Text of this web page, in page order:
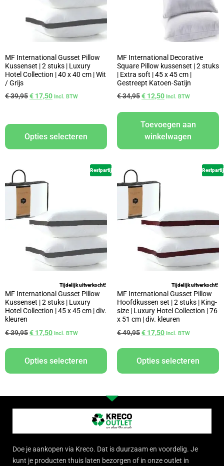
MF International Gusset Pillow
Kussenset | 2 stuks | Luxury
Hotel Collection | 40 x 40 cm | Wit
/ Grijs
€39,95€ 17,50 Incl. BTW
Opties selecteren
MF International Decorative
Square Pillow kussenset | 2 stuks
| Extra soft | 45 x 45 cm |
Gestreept Katoen-Satijn
€34,95€ 12,50 Incl. BTW
Toevoegen aan
winkelwagen
Restpartij
Tijdelijk uitverkocht!
MF International Gusset Pillow
Kussenset | 2 stuks | Luxury
Hotel Collection | 45 x 45 cm | div.
kleuren
€39,95€ 17,50 Incl. BTW
Opties selecteren
Restpartij
Tijdelijk uitverkocht!
MF International Gusset Pillow
Hoofdkussen set | 2 stuks | King-
size | Luxury Hotel Collection | 76
x 51 cm | div. kleuren
€49,95€ 17,50 Incl. BTW
Opties selecteren
Doe je aankopen via Kreco. Dat is duurzaam en voordelig. Je
kunt je producten thuis laten bezorgen of in onze outlet in